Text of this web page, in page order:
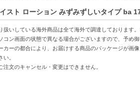
」や「バラエキス」など、肌のキメを整える
状態を守りながら、しっとりとした仕上がりを
ジングケアに興味のある方や肌にハリを取
肌を育んでいくことができるでしょう。
スト ローション みずみずしいタイプ ba
いしている海外商品は全て海外で調達しております
コン画面の状態で異なる場合がございますので、予め御
ーの都合により、お届けする商品のパッケージが画
い。
文のキャンセル・変更はできません。